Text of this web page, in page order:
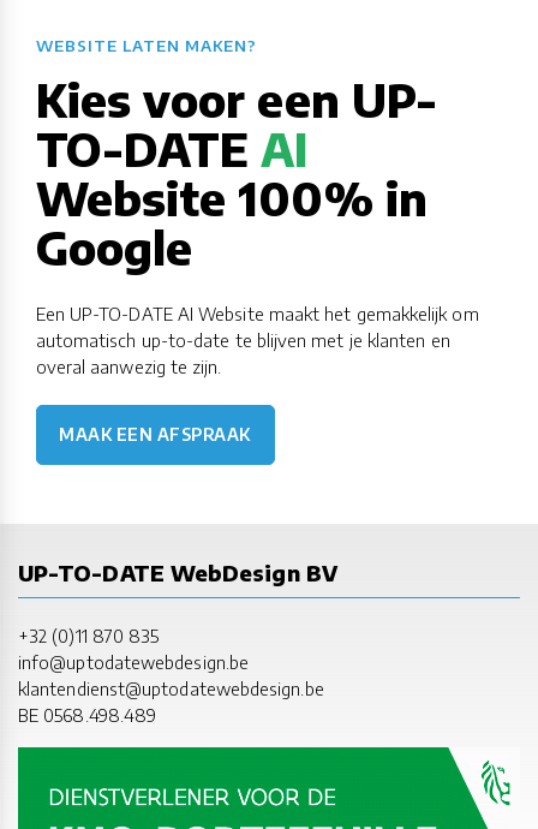
WEBSITE LATEN MAKEN?​​​​​​​​​​​​​​
Kies voor een UP-
TO-DATE AI
Website 100% in
Google
Een UP-TO-DATE AI Website maakt het gemakkelijk om
automatisch up-to-date te blijven met je klanten en
overal aanwezig te zijn.
MAAK EEN AFSPRAAK
UP-TO-DATE WebDesign BV
+32 (0)11 870 835
info@uptodatewebdesign.be
klantendienst@uptodatewebdesign.be
BE 0568.498.489